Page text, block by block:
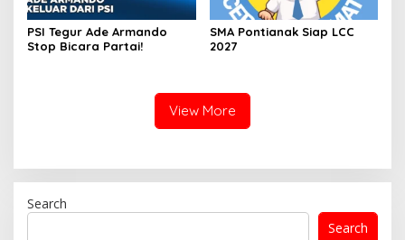
PSI Tegur Ade Armando
Stop Bicara Partai!
SMA Pontianak Siap LCC
2027
View More
Search
Search